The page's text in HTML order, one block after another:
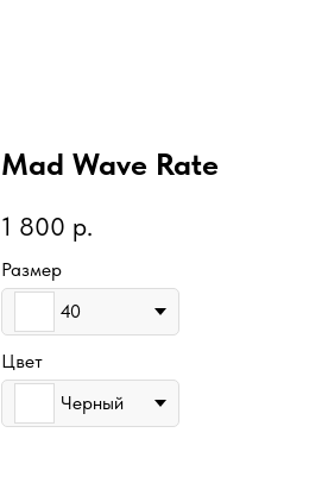
Mad Wave Rate
1 800 р.
Размер
40
Цвет
Черный